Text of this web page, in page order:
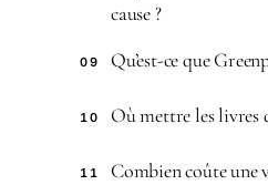
cause ?
09 Qu’est-ce que
10 Où mettre les livres
11
Combien coûte une